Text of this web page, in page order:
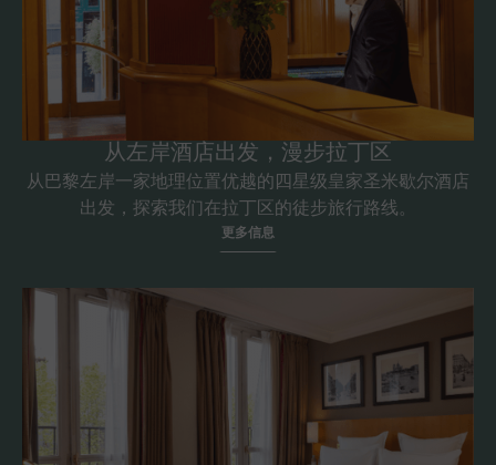
从左岸酒店出发，漫步拉丁区
从巴黎左岸一家地理位置优越的四星级皇家圣米歇尔酒店
出发，探索我们在拉丁区的徒步旅行路线。
更多信息